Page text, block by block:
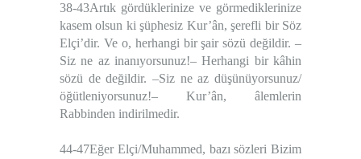
38-43Artık gördüklerinize ve görmediklerinize
kasem olsun ki şüphesiz Kur’ân, şerefli bir Söz
Elçi’dir. Ve o, herhangi bir şair sözü değildir. –
Siz ne az inanıyorsunuz!– Herhangi bir kâhin
sözü de değildir. –Siz ne az düşünüyorsunuz/
öğütleniyorsunuz!– Kur’ân, âlemlerin
Rabbinden indirilmedir.
44-47Eğer Elçi/Muhammed, bazı sözleri Bizim